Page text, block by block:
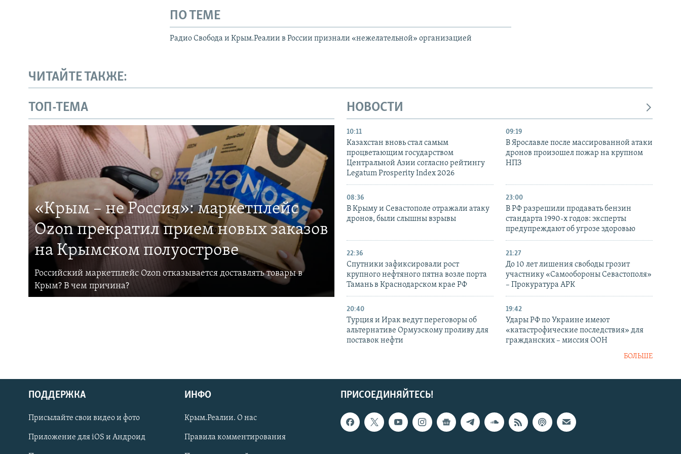
Українською
Qırımtatar
ПО ТЕМЕ
Радио Свобода и Крым.Реалии в России признали «нежелательной» организацией
ЧИТАЙТЕ ТАКЖЕ:
ТОП-ТЕМА
«Крым – не Россия»: маркетплейс
Ozon прекратил прием новых заказов
на Крымском полуострове
Российский маркетплейс Ozon отказывается доставлять товары в
Крым? В чем причина?
НОВОСТИ
10:11
Казахстан вновь стал самым
процветающим государством
Центральной Азии согласно рейтингу
Legatum Prosperity Index 2026
09:19
В Ярославле после массированной атаки
дронов произошел пожар на крупном
НПЗ
08:36
В Крыму и Севастополе отражали атаку
дронов, были слышны взрывы
23:00
В РФ разрешили продавать бензин
стандарта 1990-х годов: эксперты
предупреждают об угрозе здоровью
22:36
Спутники зафиксировали рост
крупного нефтяного пятна возле порта
Тамань в Краснодарском крае РФ
21:27
До 10 лет лишения свободы грозит
участнику «Самообороны Севастополя»
– Прокуратура АРК
20:40
Турция и Ирак ведут переговоры об
альтернативе Ормузскому проливу для
поставок нефти
19:42
Удары РФ по Украине имеют
«катастрофические последствия» для
гражданских – миссия ООН
БОЛЬШЕ
ПРИСОЕДИНЯЙТЕСЬ!
ПОДДЕРЖКА
Присылайте свои видео и фото
Приложение для iOS и Андроид
ИНФО
Крым.Реалии. О нас
Правила комментирования